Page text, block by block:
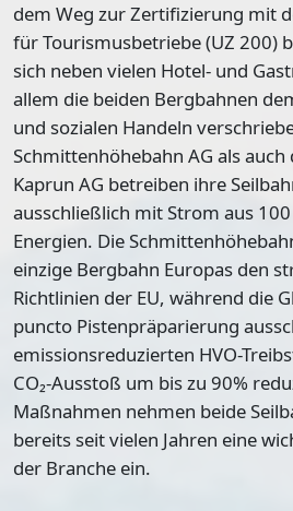
dem Weg zur Zertifizierung mit
für Tourismusbetriebe (UZ 200)
sich neben vielen Hotel- und
allem die beiden Bergbahnen
und sozialen Handeln
Schmittenhöhebahn AG als
Kaprun AG betreiben ihre
ausschließlich mit Strom aus
Energien. Die
einzige Bergbahn Europas den
Richtlinien der EU, während die
puncto Pistenpräparierung
emissionsreduzierten HVO-
CO₂-Ausstoß um bis zu 90%
Maßnahmen nehmen beide
bereits seit vielen Jahren eine
der Branche ein.